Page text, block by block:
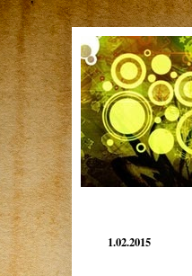
1.02.2015